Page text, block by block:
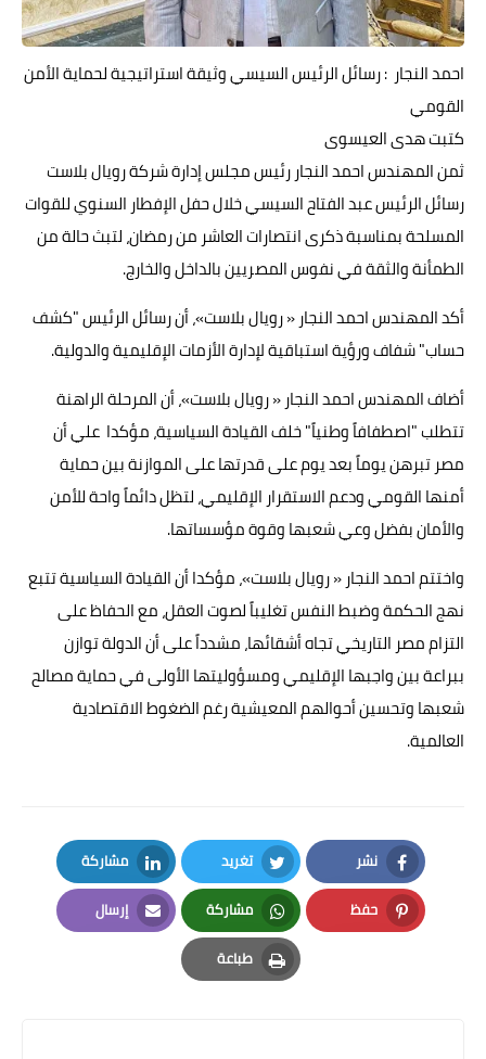
حوادث وقضايا
خدمات
فن المطبخ
مقالات
احمد النجار : رسائل الرئيس السيسي وثيقة استراتيجية لحماية الأمن
القومي
كتبت هدى العيسوى
ثمن المهندس احمد النجار رئيس مجلس إدارة شركة رويال بلاست
رسائل الرئيس عبد الفتاح السيسي خلال حفل الإفطار السنوي للقوات
المسلحة بمناسبة ذكرى انتصارات العاشر من رمضان، لتبث حالة من
الطمأنة والثقة في نفوس المصريين بالداخل والخارج.
أكد المهندس احمد النجار « رويال بلاست»، أن رسائل الرئيس "كشف
حساب" شفاف ورؤية استباقية لإدارة الأزمات الإقليمية والدولية.
أضاف المهندس احمد النجار « رويال بلاست»، أن المرحلة الراهنة
تتطلب "اصطفافاً وطنياً" خلف القيادة السياسية، مؤكدا علي أن
مصر تبرهن يوماً بعد يوم على قدرتها على الموازنة بين حماية
أمنها القومي ودعم الاستقرار الإقليمي، لتظل دائماً واحة للأمن
والأمان بفضل وعي شعبها وقوة مؤسساتها.
واختتم احمد النجار « رويال بلاست»، مؤكدا أن القيادة السياسية تتبع
نهج الحكمة وضبط النفس تغليباً لصوت العقل، مع الحفاظ على
التزام مصر التاريخي تجاه أشقائها، مشدداً على أن الدولة توازن
ببراعة بين واجبها الإقليمي ومسؤوليتها الأولى في حماية مصالح
شعبها وتحسين أحوالهم المعيشية رغم الضغوط الاقتصادية
العالمية.
نشر
Facebook
تغريد
Twitter
مشاركة
LinkedIn
حفظ
Pinterest
مشاركة
Whatsapp
إرسال
Email
طباعة
Print